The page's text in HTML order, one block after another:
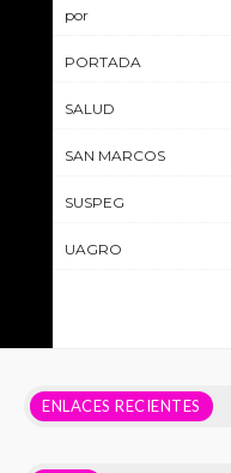
por
PORTADA
SALUD
SAN MARCOS
SUSPEG
UAGRO
ENLACES RECIENTES